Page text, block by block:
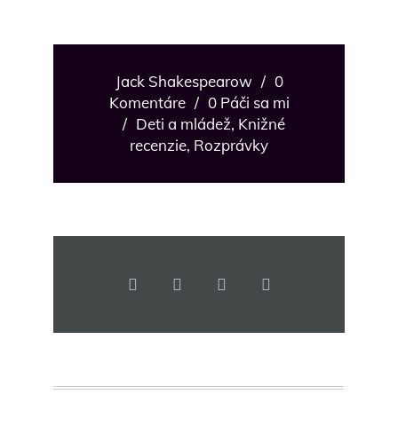
Jack Shakespearow / 0
Komentáre / 0 Páči sa mi
/ Deti a mládež, Knižné
recenzie, Rozprávky